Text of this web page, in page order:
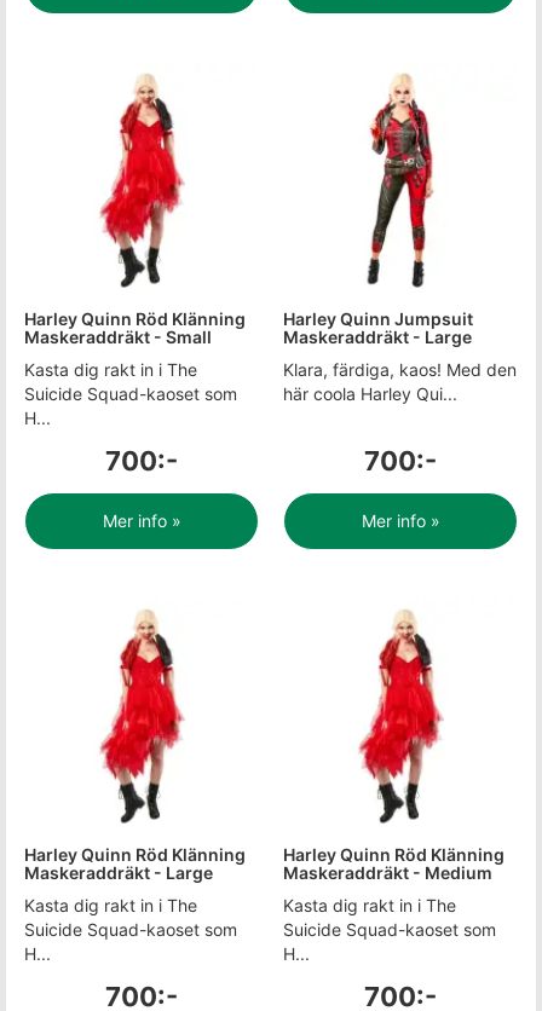
Harley Quinn Röd Klänning
Maskeraddräkt - Small
Kasta dig rakt in i The
Suicide Squad-kaoset som
H...
700:-
Mer info »
Harley Quinn Jumpsuit
Maskeraddräkt - Large
Klara, färdiga, kaos! Med den
här coola Harley Qui...
700:-
Mer info »
Harley Quinn Röd Klänning
Maskeraddräkt - Large
Kasta dig rakt in i The
Suicide Squad-kaoset som
H...
700:-
Harley Quinn Röd Klänning
Maskeraddräkt - Medium
Kasta dig rakt in i The
Suicide Squad-kaoset som
H...
700:-